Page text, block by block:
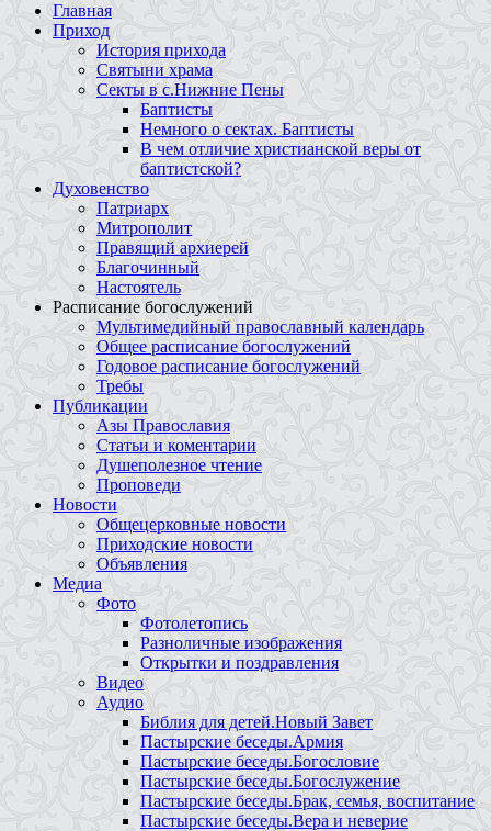
Главная
Приход
История прихода
Святыни храма
Секты в с.Нижние Пены
Баптисты
Немного о сектах. Баптисты
В чем отличие христианской веры от
баптистской?
Духовенство
Патриарх
Митрополит
Правящий архиерей
Благочинный
Настоятель
Расписание богослужений
Мультимедийный православный календарь
Общее расписание богослужений
Годовое расписание богослужений
Требы
Публикации
Азы Православия
Статьи и коментарии
Душеполезное чтение
Проповеди
Новости
Общецерковные новости
Приходские новости
Объявления
Медиа
Фото
Фотолетопись
Разноличные изображения
Открытки и поздравления
Видео
Аудио
Библия для детей.Новый Завет
Пастырские беседы.Армия
Пастырские беседы.Богословие
Пастырские беседы.Богослужение
Пастырские беседы.Брак, семья, воспитание
Пастырские беседы.Вера и неверие